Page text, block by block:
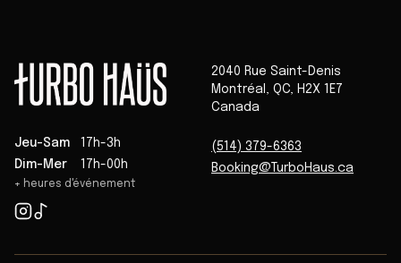
Jeu-Sam
17h-3h
Dim-Mer
17h-00h
+ heures d'événement
2040 Rue Saint-Denis
Montréal , QC, H2X 1E7
Canada
(514) 379-6363
Booking@TurboHaus.ca